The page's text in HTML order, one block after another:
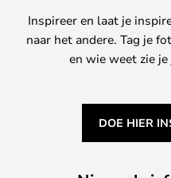
Inspireer en laat je
naar het andere. Tag je
en wie weet zie
DOE HIER